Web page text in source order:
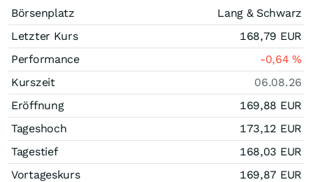
Börsenplatz
Lang & Schwarz
Letzter Kurs
168,79 EUR
Performance
-0,64%
Kurszeit
06.08.26
Eröffnung
169,88 EUR
Tageshoch
173,12 EUR
Tagestief
168,03 EUR
Vortageskurs
169,87 EUR